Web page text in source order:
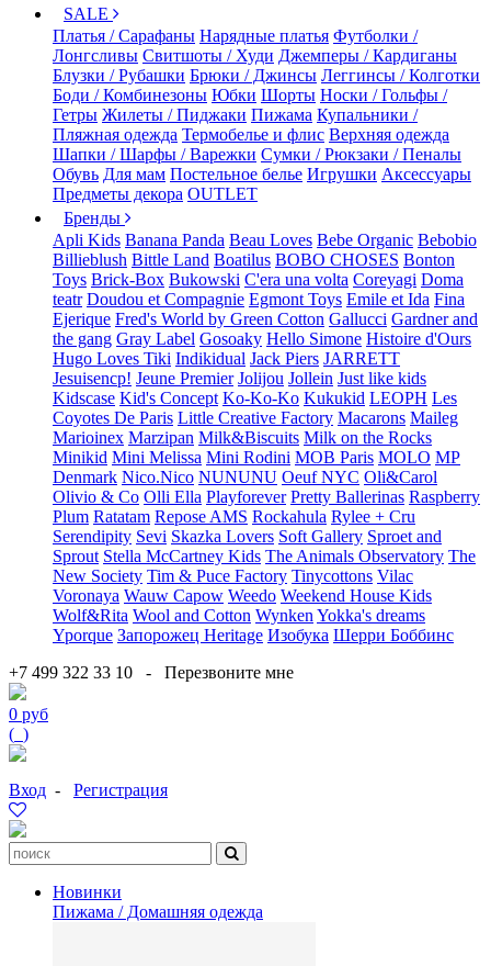
SALE
Платья / Сарафаны Нарядные платья Футболки /
Лонгсливы Свитшоты / Худи Джемперы / Кардиганы
Блузки / Рубашки Брюки / Джинсы Леггинсы / Колготки
Боди / Комбинезоны Юбки Шорты Носки / Гольфы /
Гетры Жилеты / Пиджаки Пижама Купальники /
Пляжная одежда Термобелье и флис Верхняя одежда
Шапки / Шарфы / Варежки Сумки / Рюкзаки / Пеналы
Обувь Для мам Постельное белье Игрушки Аксессуары
Предметы декора OUTLET
Бренды
Apli Kids Banana Panda Beau Loves Bebe Organic Bebobio
Billieblush Bittle Land Boatilus BOBO CHOSES Bonton
Toys Brick-Box Bukowski C'era una volta Coreyagi Doma
teatr Doudou et Compagnie Egmont Toys Emile et Ida Fina
Ejerique Fred's World by Green Cotton Gallucci Gardner and
the gang Gray Label Gosoaky Hello Simone Histoire d'Ours
Hugo Loves Tiki Indikidual Jack Piers JARRETT
Jesuisencp! Jeune Premier Jolijou Jollein Just like kids
Kidscase Kid's Concept Ko-Ko-Ko Kukukid LEOPH Les
Coyotes De Paris Little Creative Factory Macarons Maileg
Marioinex Marzipan Milk&Biscuits Milk on the Rocks
Minikid Mini Melissa Mini Rodini MOB Paris MOLO MP
Denmark Nico.Nico NUNUNU Oeuf NYC Oli&Carol
Olivio & Co Olli Ella Playforever Pretty Ballerinas Raspberry
Plum Ratatam Repose AMS Rockahula Rylee + Cru
Serendipity Sevi Skazka Lovers Soft Gallery Sproet and
Sprout Stella McCartney Kids The Animals Observatory The
New Society Tim & Puce Factory Tinycottons Vilac
Voronaya Wauw Capow Weedo Weekend House Kids
Wolf&Rita Wool and Cotton Wynken Yokka's dreams
Yporque Запорожец Heritage Изобука Шерри Боббинс
+7 499 322 33 10 - Перезвоните мне
0 руб
( )
Вход - Регистрация
Новинки
Пижама / Домашняя одежда